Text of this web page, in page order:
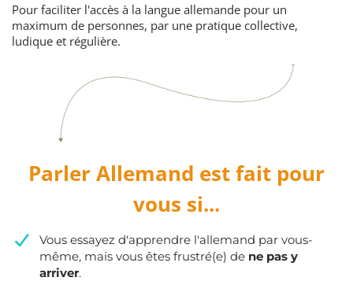
Pour faciliter l'accès à la langue allemande pour un
maximum de personnes, par une pratique collective,
ludique et régulière.
Parler Allemand est fait pour
vous si...
Vous essayez d'apprendre l'allemand par vous-
même, mais vous êtes frustré(e) de ne pas y
arriver.